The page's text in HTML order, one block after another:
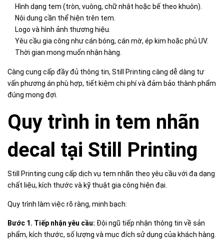
Hình dạng tem (tròn, vuông, chữ nhật hoặc bế theo khuôn).
Nội dung cần thể hiện trên tem.
Logo và hình ảnh thương hiệu.
Yêu cầu gia công như cán bóng, cán mờ, ép kim hoặc phủ UV.
Thời gian mong muốn nhận hàng.
Càng cung cấp đầy đủ thông tin, Still Printing càng dễ dàng tư
vấn phương án phù hợp, tiết kiệm chi phí và đảm bảo thành phẩm
đúng mong đợi.
Quy trình in tem nhãn
decal tại Still Printing
Still Printing cung cấp dịch vụ tem nhãn theo yêu cầu với đa dạng
chất liệu, kích thước và kỹ thuật gia công hiện đại.
Quy trình làm việc rõ ràng, minh bạch:
Bước 1. Tiếp nhận yêu cầu: Đội ngũ tiếp nhận thông tin về sản
phẩm, kích thước, số lượng và mục đích sử dụng của khách hàng.